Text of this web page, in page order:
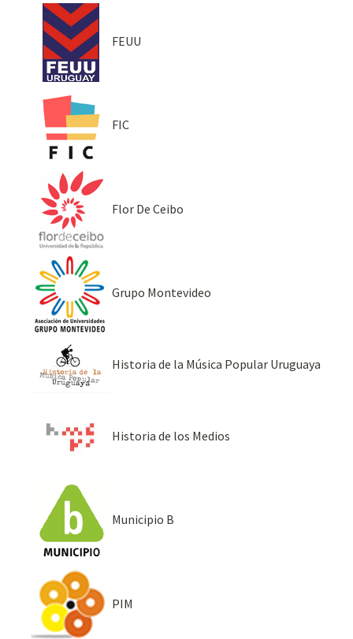
FEUU
FIC
Flor De Ceibo
Grupo Montevideo
Historia de la Música Popular Uruguaya
Historia de los Medios
Municipio B
PIM